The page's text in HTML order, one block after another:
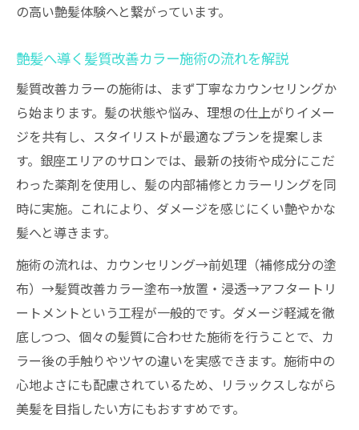
の高い艶髪体験へと繋がっています。
艶髪へ導く髪質改善カラー施術の流れを解説
髪質改善カラーの施術は、まず丁寧なカウンセリングか
ら始まります。髪の状態や悩み、理想の仕上がりイメー
ジを共有し、スタイリストが最適なプランを提案しま
す。銀座エリアのサロンでは、最新の技術や成分にこだ
わった薬剤を使用し、髪の内部補修とカラーリングを同
時に実施。これにより、ダメージを感じにくい艶やかな
髪へと導きます。
施術の流れは、カウンセリング→前処理（補修成分の塗
布）→髪質改善カラー塗布→放置・浸透→アフタートリ
ートメントという工程が一般的です。ダメージ軽減を徹
底しつつ、個々の髪質に合わせた施術を行うことで、カ
ラー後の手触りやツヤの違いを実感できます。施術中の
心地よさにも配慮されているため、リラックスしながら
美髪を目指したい方にもおすすめです。